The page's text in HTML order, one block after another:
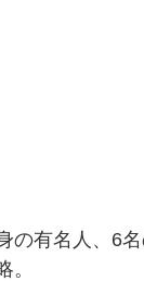
の有名人、6
。